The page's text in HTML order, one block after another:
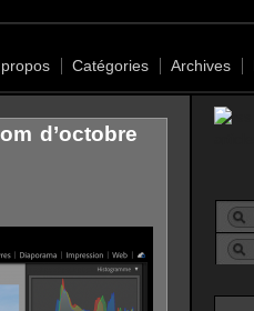
Catégories Archives
d’octobre